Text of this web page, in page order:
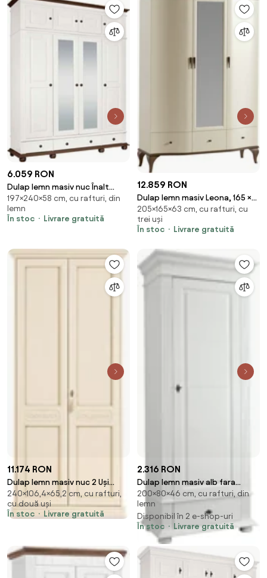
6.059 RON
Dulap lemn masiv nuc Înalt
Celia Alb/, 197 × 58 × 240 cm
197×240×58 cm, cu rafturi, din
lemn
În stoc
Livrare gratuită
12.859 RON
Dulap lemn masiv Leona, 165 ×
63 × 205 cm
205×165×63 cm, cu rafturi, cu
trei uși
În stoc
Livrare gratuită
11.174 RON
Dulap lemn masiv nuc 2 Uși
Bologna /Crem, 106,4 × 65,2 ×
240 cm - Crem
240×106,4×65,2 cm, cu rafturi,
cu două uși
În stoc
Livrare gratuită
2.316 RON
Dulap lemn masiv alb fara
Oglindă Ariana, 80 × 46 × 200
cm
200×80×46 cm, cu rafturi, din
lemn
Disponibil în 2 e-shop-uri
În stoc
Livrare gratuită